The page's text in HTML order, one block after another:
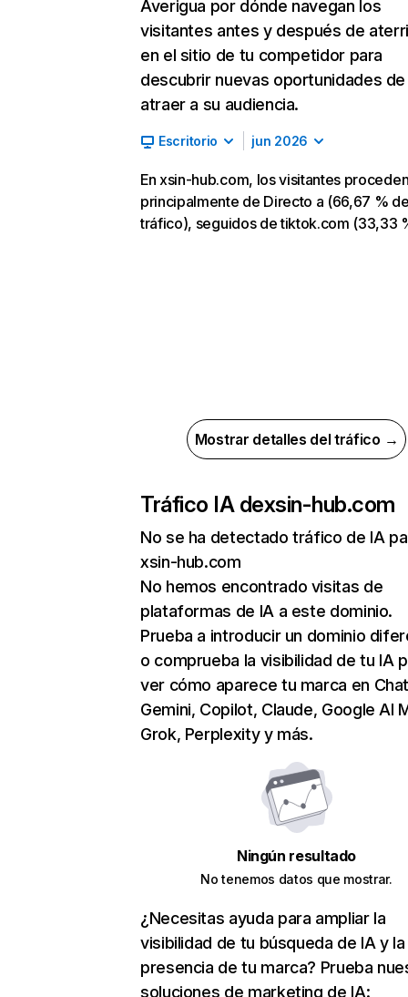
Averigua por dónde navegan los
visitantes antes y después de
en el sitio de tu competidor para
descubrir nuevas oportunidades de
atraer a su audiencia.
Escritorio jun 2026
En xsin-hub.com, los visitantes
principalmente de Directo a (66,67 %
tráfico), seguidos de tiktok.com (33,33
Mostrar detalles del tráfico →
Tráfico IA dexsin-hub.com
No se ha detectado tráfico de IA
xsin-hub.com
No hemos encontrado visitas de
plataformas de IA a este dominio.
Prueba a introducir un dominio
o comprueba la visibilidad de tu IA
ver cómo aparece tu marca en
Gemini, Copilot, Claude, Google AI
Grok, Perplexity y más.
Ningún resultado
No tenemos datos que mostrar.
¿Necesitas ayuda para ampliar la
visibilidad de tu búsqueda de IA y la
presencia de tu marca? Prueba
soluciones de marketing de IA: